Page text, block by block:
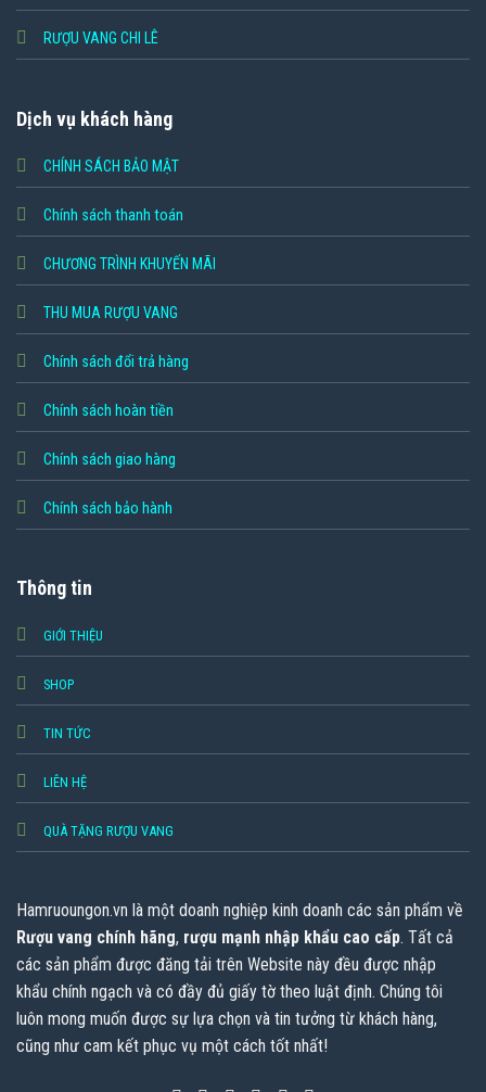
RƯỢU VANG CHI LÊ
Dịch vụ khách hàng
CHÍNH SÁCH BẢO MẬT
Chính sách thanh toán
CHƯƠNG TRÌNH KHUYẾN MÃI
THU MUA RƯỢU VANG
Chính sách đổi trả hàng
Chính sách hoàn tiền
Chính sách giao hàng
Chính sách bảo hành
Thông tin
GIỚI THIỆU
SHOP
TIN TỨC
LIÊN HỆ
QUÀ TẶNG RƯỢU VANG
Hamruoungon.vn là một doanh nghiệp kinh doanh các sản phẩm về
Rượu vang chính hãng, rượu mạnh nhập khẩu cao cấp. Tất cả
các sản phẩm được đăng tải trên Website này đều được nhập
khẩu chính ngạch và có đầy đủ giấy tờ theo luật định. Chúng tôi
luôn mong muốn được sự lựa chọn và tin tưởng từ khách hàng,
cũng như cam kết phục vụ một cách tốt nhất!